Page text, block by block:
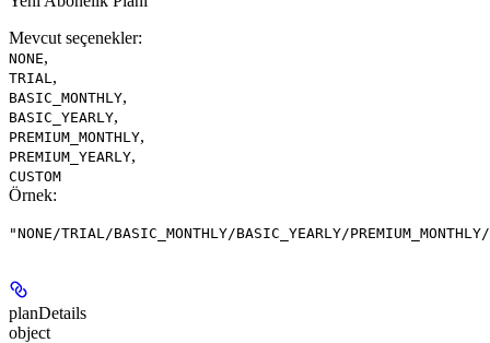
Mevcut seçenekler:
NONE,
TRIAL ,
BASIC_MONTHLY,
BASIC_YEARLY,
PREMIUM_MONTHLY,
PREMIUM_YEARLY,
CUSTOM
Örnek:
"NONE/TRIAL/BASIC_MONTHLY/BASIC_YEARLY/
planDetails
object